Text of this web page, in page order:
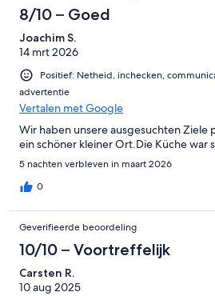
8/10 – Goed
Joachim S.
14 mrt 2026
Positief: Netheid, inchecken,
advertentie
Vertalen met Google
Wir haben unsere ausgesuchten Ziele
ein schöner kleiner Ort.Die Küche war
5 nachten verbleven in maart 2026
0
Geverifieerde beoordeling
10/10 – Voortreffelijk
Carsten R.
10 aug 2025